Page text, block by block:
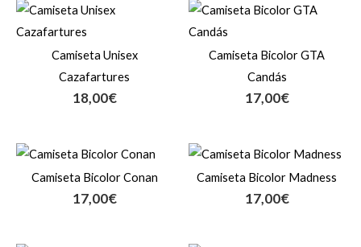
Camiseta Unisex
Cazafartures
18,00€
Camiseta Bicolor GTA
Candás
17,00€
Camiseta Bicolor Conan
17,00€
Camiseta Bicolor Madness
17,00€